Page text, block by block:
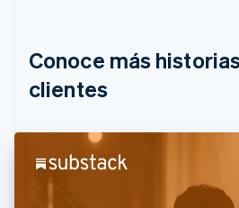
Conoce más
clientes
Bulgaria
English
Canadá
China continental
简体中文 English
Chipre